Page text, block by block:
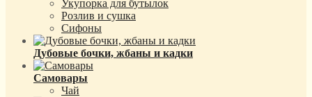
Укупорка для бутылок
Розлив и сушка
Сифоны
Дубовые бочки, жбаны и кадки
Самовары
Чай